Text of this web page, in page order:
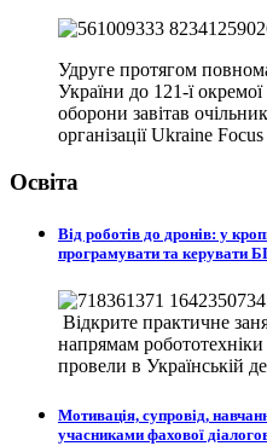
Удруге протягом
України до 121-ї
оборони завітав
організації Ukraine
Освіта
Від роботів до дронів: у
програмувати та
Відкрите практичне
напрямам робототехніки
провели в Українській
Мотивація, супровід,
учасниками фахової